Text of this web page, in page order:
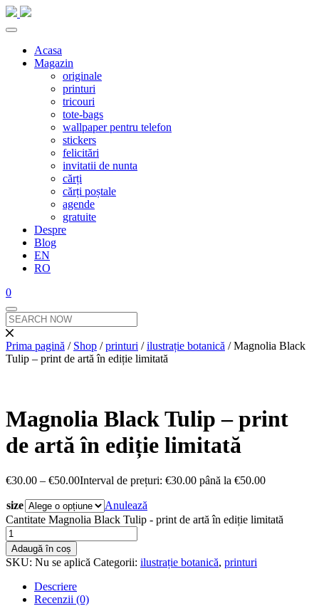
Acasa
Magazin
originale
printuri
tricouri
tote-bags
wallpaper pentru telefon
stickers
felicitări
invitatii de nunta
cărți
cărți poștale
agende
gratuite
Despre
Blog
EN
RO
0
Prima pagină / Shop /printuri /ilustrație botanică / Magnolia Black
Tulip – print de artă în ediție limitată
Magnolia Black Tulip – print
de artă în ediție limitată
€30.00 – €50.00Interval de prețuri: €30.00 până la €50.00
size
Anulează
Cantitate Magnolia Black Tulip - print de artă în ediție limitată
Adaugă în coș
SKU: Nu se aplică Categorii: ilustrație botanică, printuri
Descriere
Recenzii (0)